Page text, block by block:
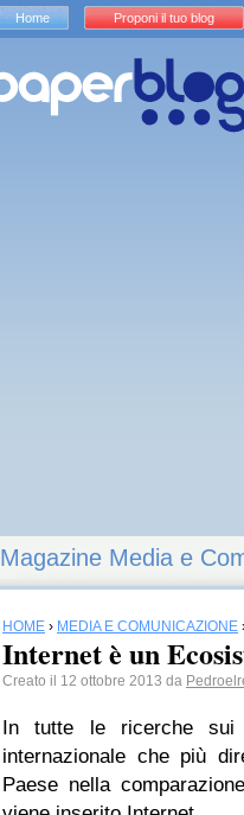
Magazine Media e
HOME › MEDIA E COMUNICAZIONE
Internet è un
Creato il 12 ottobre 2013 da
In tutte le ricerche sui
internazionale che più
Paese nella
Home Proponi il tuo blog